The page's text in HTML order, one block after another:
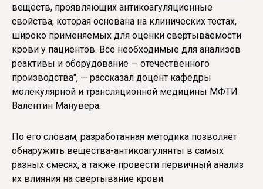
веществ, проявляющих антикоагуляционные
свойства, которая основана на клинических тестах,
широко применяемых для оценки свертываемости
крови у пациентов. Все необходимые для анализов
реактивы и оборудование — отечественного
производства", — рассказал доцент кафедры
молекулярной и трансляционной медицины МФТИ
Валентин Манувера.
По его словам, разработанная методика позволяет
обнаружить вещества-антикоагулянты в самых
разных смесях, а также провести первичный анализ
их влияния на свертывание крови.